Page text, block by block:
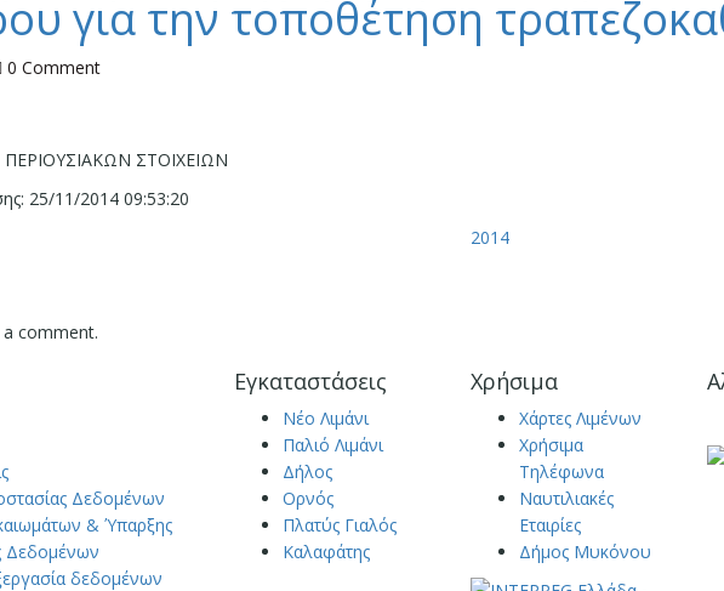
για την τοποθέτηση
0 Comment
ΣΤΟΙΧΕΙΩΝ
25/11/2014 09:53:20
2014
comment.
Δεδομένων
& Ύπαρξης
Δεδομένων
δεδομένων
Εγκαταστάσεις
Νέο Λιμάνι
Παλιό Λιμάνι
Δήλος
Ορνός
Πλατύς Γιαλός
Καλαφάτης
Χρήσιμα
Χάρτες Λιμένων
Χρήσιμα
Τηλέφωνα
Ναυτιλιακές
Εταιρίες
Δήμος Μυκόνου